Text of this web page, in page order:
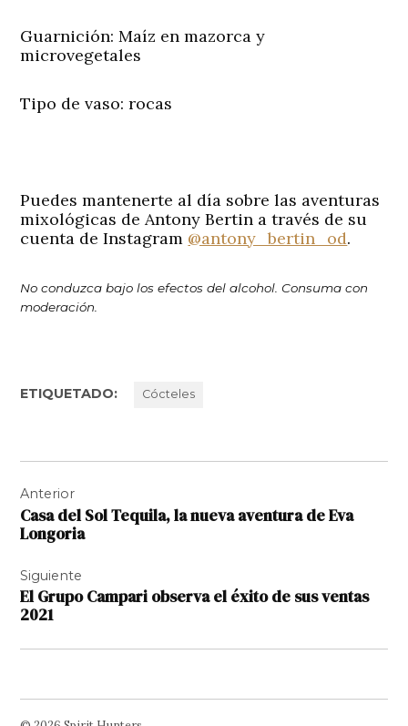
Guarnición: Maíz en mazorca y
microvegetales
Tipo de vaso: rocas
Puedes mantenerte al día sobre las aventuras
mixológicas de Antony Bertin a través de su
cuenta de Instagram @antony_bertin_od.
No conduzca bajo los efectos del alcohol. Consuma con
moderación.
ETIQUETADO: Cócteles
de
entradas
Anterior
Casa del Sol Tequila, la nueva aventura de Eva
Longoria
Siguiente
El Grupo Campari observa el éxito de sus ventas
2021